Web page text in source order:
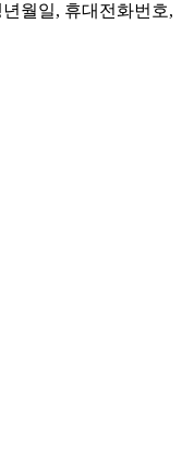
월일, 휴대전화번호,